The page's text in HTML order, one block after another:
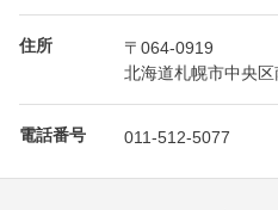
住所
〒064-0919
北海道札幌市中央
電話番号 011-512-5077